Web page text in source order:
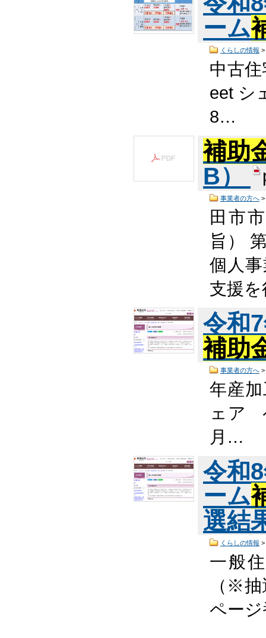
ーム
くらしの情報 >
中古
eet シ
8…
補助
B）
事業者の方へ>
田市
旨）
個人
支援
令和
補助
事業者の方へ>
年産
ェア
月…
令和
ーム
選結
くらしの情報 >
一般
（※
ペー